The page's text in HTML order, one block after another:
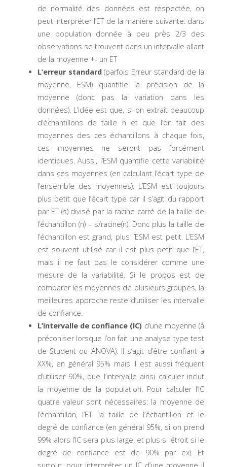
de normalité des données est respectée, on
peut interpréter l’ET de la manière suivante: dans
une population donnée à peu près 2/3 des
observations se trouvent dans un intervalle allant
de la moyenne +- un ET
L’erreur standard(parfois Erreur standard de la
moyenne, ESM) quantifie la précision de la
moyenne (donc pas la variation dans les
données). L’idée est que, si on extrait beaucoup
d’échantillons de taille n et que l’on fait des
moyennes des ces échantillons à chaque fois,
ces moyennes ne seront pas forcément
identiques. Aussi, l’ESM quantifie cette variabilité
dans ces moyennes (en calculant l’écart type de
l’ensemble des moyennes). L’ESM est toujours
plus petit que l’écart type car il s’agit du rapport
par ET (s) divisé par la racine carré de la taille de
l’échantillon (n) – s/racine(n). Donc plus la taille de
l’échantillon est grand, plus l’ESM est petit. L’ESM
est souvent utilisé car il est plus petit que l’ET,
mais il ne faut pas le considérer comme une
mesure de la variabilité. Si le propos est de
comparer les moyennes de plusieurs groupes, la
meilleures approche reste d’utiliser les intervalle
de confiance.
L’intervalle de confiance (IC) d’une moyenne (à
préconiser lorsque l’on fait une analyse type test
de Student ou ANOVA). Il s’agit d’être confiant à
XX%, en général 95% mais il est aussi fréquent
d’utiliser 90%, que l’intervalle ainsi calculer inclut
la moyenne de la population. Pour calculer l’IC
quatre valeur sont nécessaires: la moyenne de
l’échantillon, l’ET, la taille de l’échantillon et le
degré de confiance (en général 95%, si on prend
99% alors l’IC sera plus large, et plus si étroit si le
degré de confiance est de 90% par ex). Et
surtout, pour interpréter un IC d’une moyenne il